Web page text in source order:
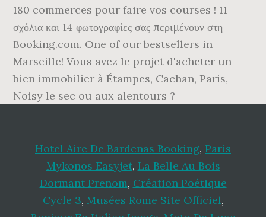
180 commerces pour faire vos courses ! 11
σχόλια και 14 φωτογραφίες σας περιμένουν στη
Booking.com. One of our bestsellers in
Marseille! Vous avez le projet d'acheter un
bien immobilier à Étampes, Cachan, Paris,
Noisy le sec ou aux alentours ?
Hotel Aire De Bardenas Booking, Paris
Mykonos Easyjet, La Belle Au Bois
Dormant Prenom, Création Poétique
Cycle 3, Musées Rome Site Officiel,